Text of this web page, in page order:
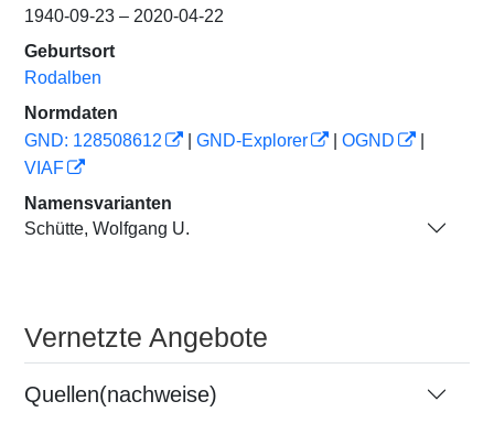
1940-09-23 – 2020-04-22
Geburtsort
Rodalben
Normdaten
GND: 128508612
GND-Explorer OGND
VIAF
Namensvarianten
Schütte, Wolfgang U.
Vernetzte Angebote
Quellen(nachweise)